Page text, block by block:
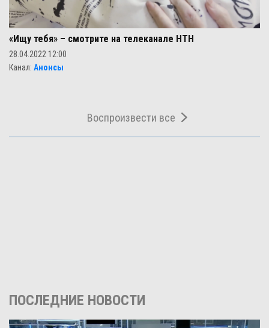
«Ищу тебя» – смотрите на телеканале НТН
28.04.2022 12:00
Канал: Анонсы
Воспроизвести все
ПОСЛЕДНИЕ НОВОСТИ